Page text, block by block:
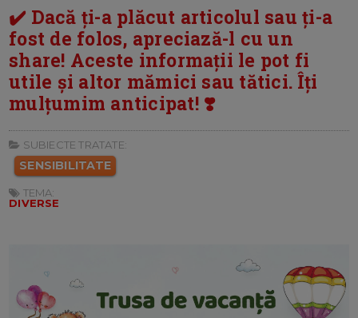
✔️ Dacă ți-a plăcut articolul sau ți-a
fost de folos, apreciază-l cu un
share! Aceste informații le pot fi
utile și altor mămici sau tătici. Îți
mulțumim anticipat! ❣️
SUBIECTE TRATATE:
SENSIBILITATE
TEMA:
DIVERSE